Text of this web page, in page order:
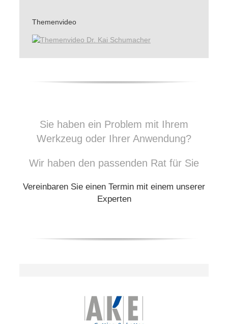
Themenvideo
Sie haben ein Problem mit Ihrem
Werkzeug oder Ihrer Anwendung?
Wir haben den passenden Rat für Sie
Vereinbaren Sie einen Termin mit einem unserer
Experten